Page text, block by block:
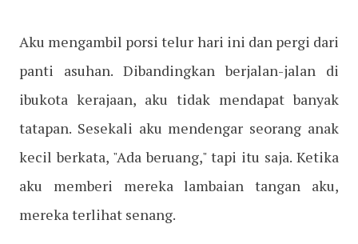
Aku mengambil porsi telur hari ini dan pergi dari
panti asuhan. Dibandingkan berjalan-jalan di
ibukota kerajaan, aku tidak mendapat banyak
tatapan. Sesekali aku mendengar seorang anak
kecil berkata, "Ada beruang," tapi itu saja. Ketika
aku memberi mereka lambaian tangan aku,
mereka terlihat senang.